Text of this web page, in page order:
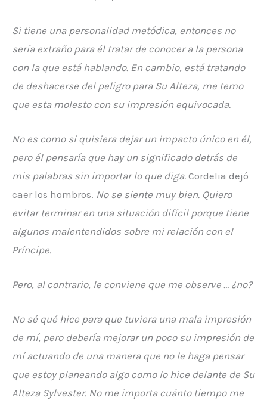
Si tiene una personalidad metódica, entonces no
sería extraño para él tratar de conocer a la persona
con la que está hablando. En cambio, está tratando
de deshacerse del peligro para Su Alteza, me temo
que esta molesto con su impresión equivocada.
No es como si quisiera dejar un impacto único en él,
pero él pensaría que hay un significado detrás de
mis palabras sin importar lo que diga. Cordelia dejó
caer los hombros. No se siente muy bien. Quiero
evitar terminar en una situación difícil porque tiene
algunos malentendidos sobre mi relación con el
Príncipe.
Pero, al contrario, le conviene que me observe … ¿no?
No sé qué hice para que tuviera una mala impresión
de mí, pero debería mejorar un poco su impresión de
mí actuando de una manera que no le haga pensar
que estoy planeando algo como lo hice delante de Su
Alteza Sylvester. No me importa cuánto tiempo me